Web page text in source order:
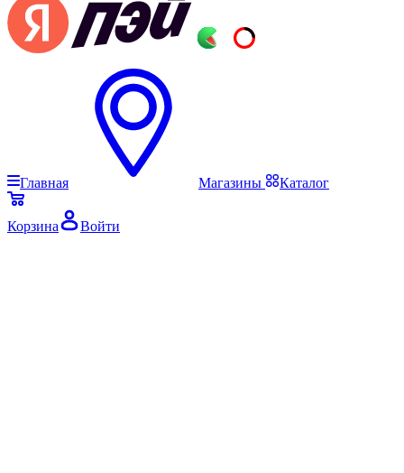
Главная Магазины Каталог
Корзина Войти